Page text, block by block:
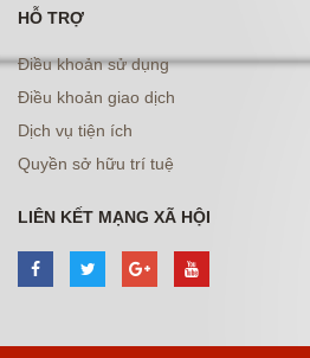
HỖ TRỢ
Điều khoản sử dụng
Điều khoản giao dịch
Dịch vụ tiện ích
Quyền sở hữu trí tuệ
LIÊN KẾT MẠNG XÃ HỘI